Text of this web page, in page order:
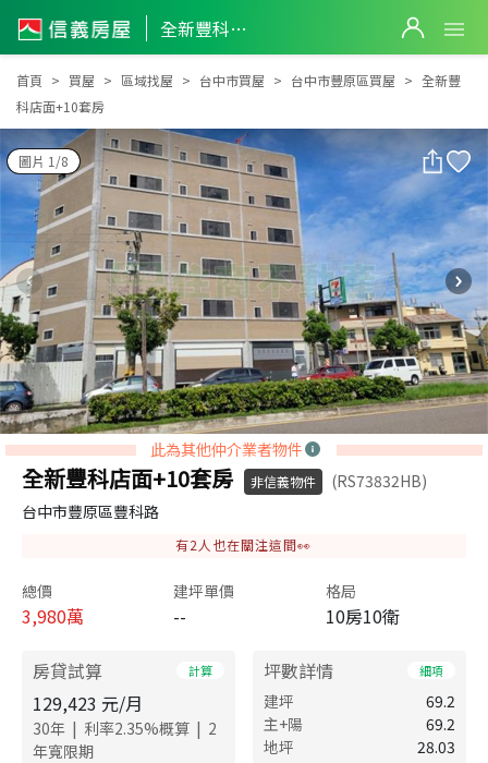
全新豐科店面+10套房
全新豐科店面+10套房
首頁 買屋 區域找屋 台中市買屋 台中市豐原區買屋
全新豐
科店面+10套房
圖片 1/8
此為其他仲介業者物件
全新豐科店面+10套房 非信義物件
(RS73832HB)
台中市豐原區豐科路
有2 人也在關注這間👀
總價
3,980萬
建坪單價
--
格局
10房10衛
房貸試算 計算
129,423 元/月
30年 | 利率2.35%概算 | 2
年寬限期
坪數詳情 細項
建坪
69.2
主+陽
69.2
地坪
28.03